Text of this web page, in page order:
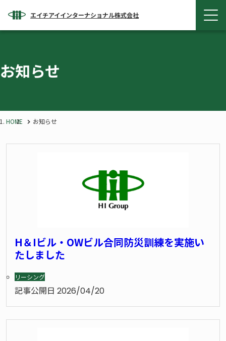
エイチアイインターナショナル株式会社
お知らせ
HOME お知らせ
H＆Iビル・OWビル合同防災訓練を実施い
たしました
リーシング
記事公開日 2026/04/20